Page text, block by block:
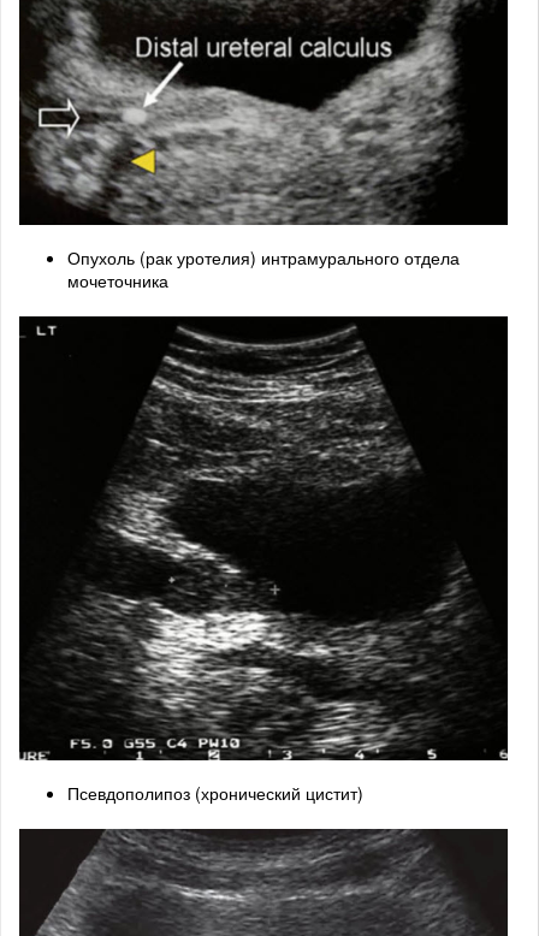
Опухоль (рак уротелия) интрамурального отдела
мочеточника
Псевдополипоз (хронический цистит)